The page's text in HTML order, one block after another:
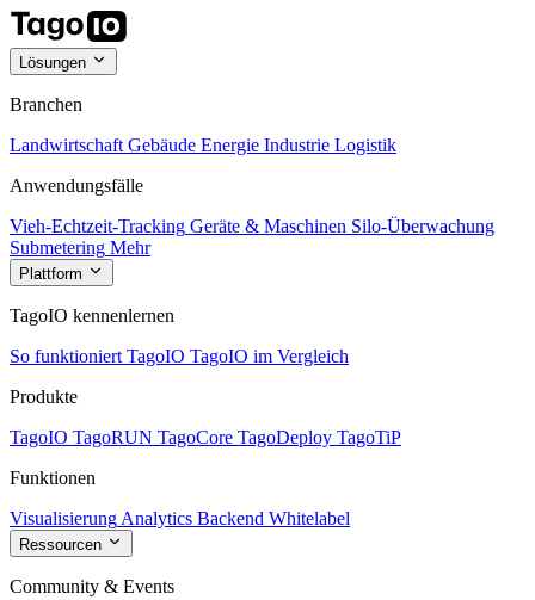
Lösungen
Branchen
Landwirtschaft Gebäude Energie Industrie Logistik
Anwendungsfälle
Vieh-Echtzeit-Tracking Geräte & Maschinen Silo-Überwachung
Submetering Mehr
Plattform
TagoIO kennenlernen
So funktioniert TagoIO TagoIO im Vergleich
Produkte
TagoIO TagoRUN TagoCore TagoDeploy TagoTiP
Funktionen
Visualisierung Analytics Backend Whitelabel
Ressourcen
Community & Events